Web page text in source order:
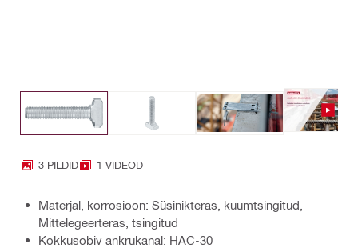
3 PILDID 1 VIDEOD
Materjal, korrosioon: Süsinikteras, kuumtsingitud,
Mittelegeerteras, tsingitud
Kokkusobiv ankrukanal: HAC-30